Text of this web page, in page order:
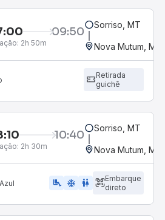
09:50
2h 50m
Sorriso, MT
Nova Mutum, MT
Retirada
guichê
10:40
2h 30m
Sorriso, MT
Nova Mutum, MT
airline_seat_legroom_extra ac_unit wc
Embarque
direto